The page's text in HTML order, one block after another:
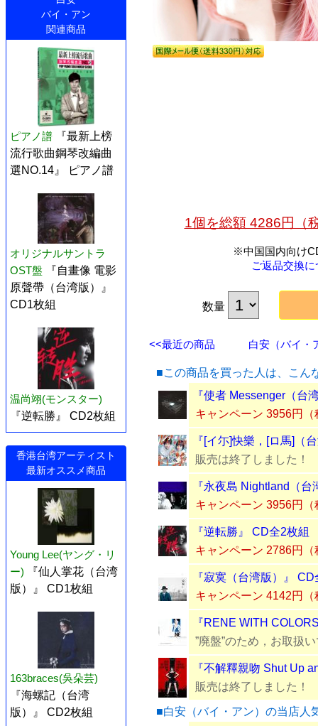
バイ・アン
関連商品
ピアノ譜
『最新上榜
流行歌曲鋼琴改編曲
選NO.14』 ピアノ譜
オリジナルサントラ
OST盤
『自畫像 電影
原聲帶（台湾版）』
CD1枚組
温尚翊(モンスター)
『逆転勝』 CD2枚組
香港台湾アーティスト
最新オススメ商品
Young Lee(ヤング・リ
ー)
『仙人掌花（台湾
版）』 CD1枚組
163braces(吳朵芸)
『海螺記（台湾
版）』 CD2枚組
1個を総額 4286円（
※中国国内向け
ご返品交換
数量
<<最近の商品 白安（バイ・
■この商品を買った人は、こん
『使者 Messenger（台
キャンペーン 3956円（
『[イ尓]快樂，[ロ馬]（
販売は終了しました！
『永夜島 Nightland（
キャンペーン 3956円（
『逆転勝』 CD全2枚組
キャンペーン 2786円（
『寂寞（台湾版）』
キャンペーン 4142円（
『RENE WITH
”廃盤”のため，お取扱
『不解釋親吻 Shut Up
販売は終了しました！
■白安（バイ・アン）の当店人